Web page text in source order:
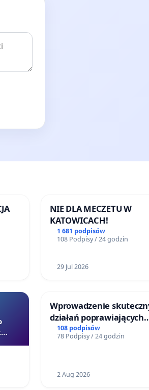
NIE DLA MECZETU W
KATOWICACH!
1 681 podpisów
108 Podpisy / 24 godzin
29 Jul 2026
Wprowadzenie
działań poprawiających
bezpieczeństwo na ulicy
Żeromskiego w Otwocku
108 podpisów
78 Podpisy / 24 godzin
2 Aug 2026